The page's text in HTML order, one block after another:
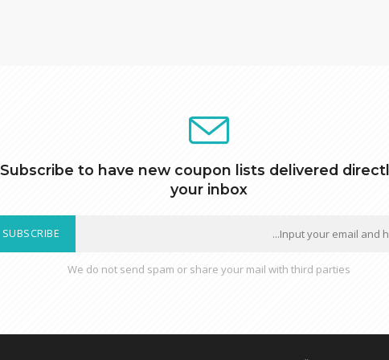
Subscribe to have new coupon lists delivered
your inbox
SUBSCRIBE
We do not send spam or share your mail with third parties